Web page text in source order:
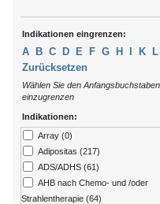
Indikationen eingrenzen:
A B C D E F G H K L
Zurücksetzen
Wählen Sie den
einzugrenzen
Indikationen:
Array (0)
Adipositas (217)
ADS/ADHS (61)
AHB nach Chemo- und /oder
Strahlentherapie (64)